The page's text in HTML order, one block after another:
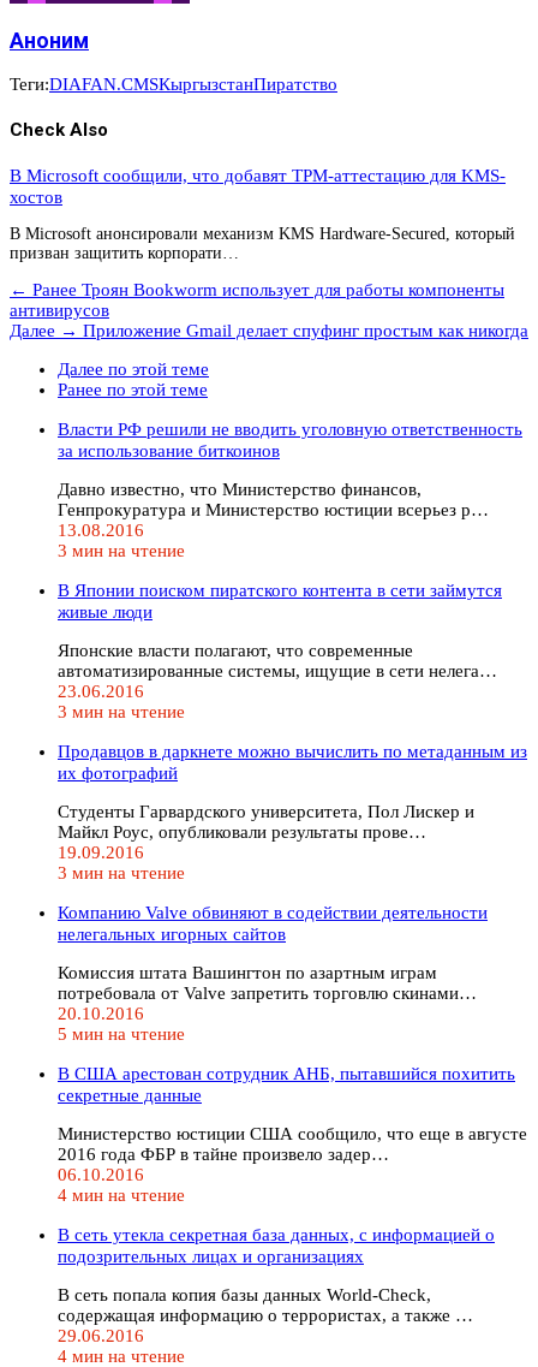
Аноним
Теги:DIAFAN.CMSКыргызстанПиратство
Check Also
В Microsoft сообщили, что добавят TPM-аттестацию для KMS-
хостов
В Microsoft анонсировали механизм KMS Hardware-Secured, который
призван защитить корпорати…
← Ранее Троян Bookworm использует для работы компоненты
антивирусов
Далее → Приложение Gmail делает спуфинг простым как никогда
Далее по этой теме
Ранее по этой теме
Власти РФ решили не вводить уголовную ответственность
за использование биткоинов
Давно известно, что Министерство финансов,
Генпрокуратура и Министерство юстиции всерьез р…
13.08.2016
3 мин на чтение
В Японии поиском пиратского контента в сети займутся
живые люди
Японские власти полагают, что современные
автоматизированные системы, ищущие в сети нелега…
23.06.2016
3 мин на чтение
Продавцов в даркнете можно вычислить по метаданным из
их фотографий
Студенты Гарвардского университета, Пол Лискер и
Майкл Роус, опубликовали результаты прове…
19.09.2016
3 мин на чтение
Компанию Valve обвиняют в содействии деятельности
нелегальных игорных сайтов
Комиссия штата Вашингтон по азартным играм
потребовала от Valve запретить торговлю скинами…
20.10.2016
5 мин на чтение
В США арестован сотрудник АНБ, пытавшийся похитить
секретные данные
Министерство юстиции США сообщило, что еще в августе
2016 года ФБР в тайне произвело задер…
06.10.2016
4 мин на чтение
В сеть утекла секретная база данных, с информацией о
подозрительных лицах и организациях
В сеть попала копия базы данных World-Check,
содержащая информацию о террористах, а также …
29.06.2016
4 мин на чтение